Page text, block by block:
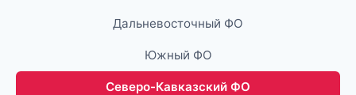
Дальневосточный ФО
Южный ФО
Северо-Кавказский ФО